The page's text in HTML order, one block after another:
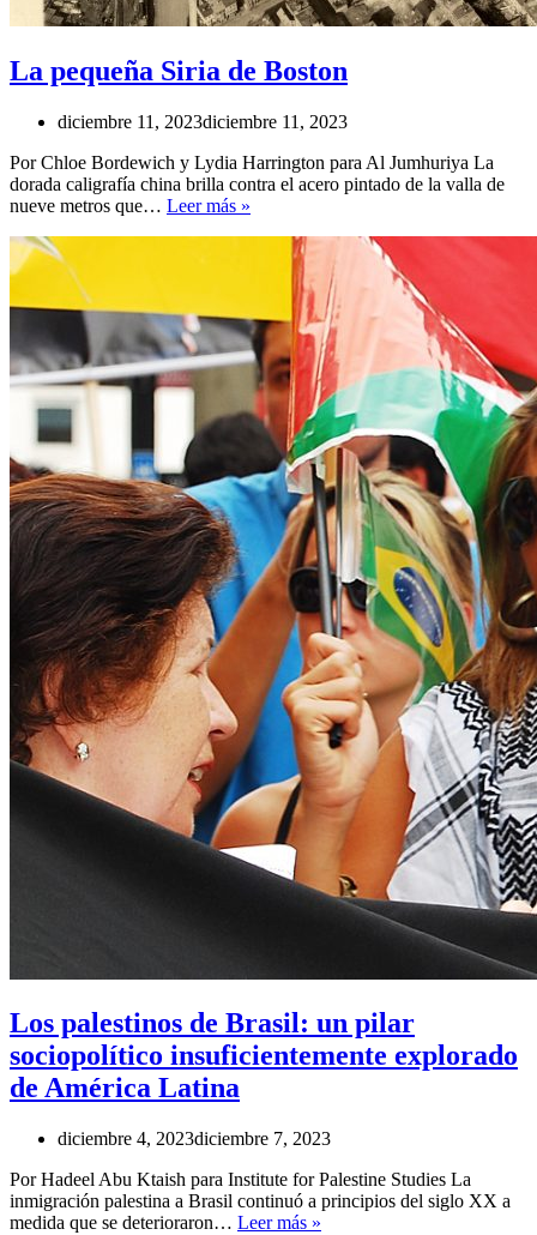
La pequeña Siria de Boston
diciembre 11, 2023diciembre 11, 2023
Por Chloe Bordewich y Lydia Harrington para Al Jumhuriya La
dorada caligrafía china brilla contra el acero pintado de la valla de
nueve metros que… Leer más »
Boston
Los palestinos de Brasil: un pilar
sociopolítico insuficientemente explorado
de América Latina
diciembre 4, 2023diciembre 7, 2023
Por Hadeel Abu Ktaish para Institute for Palestine Studies La
inmigración palestina a Brasil continuó a principios del siglo XX a
medida que se deterioraron… Leer más »